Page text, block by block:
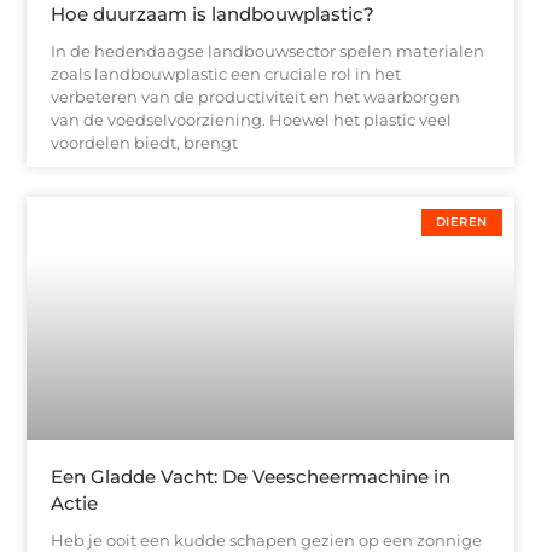
Hoe duurzaam is landbouwplastic?
In de hedendaagse landbouwsector spelen materialen
zoals landbouwplastic een cruciale rol in het
verbeteren van de productiviteit en het waarborgen
van de voedselvoorziening. Hoewel het plastic veel
voordelen biedt, brengt
DIEREN
Een Gladde Vacht: De Veescheermachine in
Actie
Heb je ooit een kudde schapen gezien op een zonnige